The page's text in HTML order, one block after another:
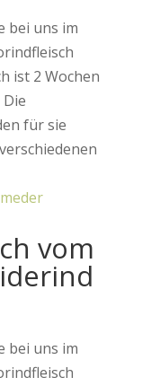
bei uns im
ist 2 Wochen
für sie
vom
bei uns im